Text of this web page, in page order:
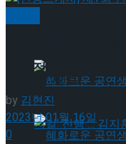
약 체결
약 체결
유연정
by김현진
2023년 01월 16일
0